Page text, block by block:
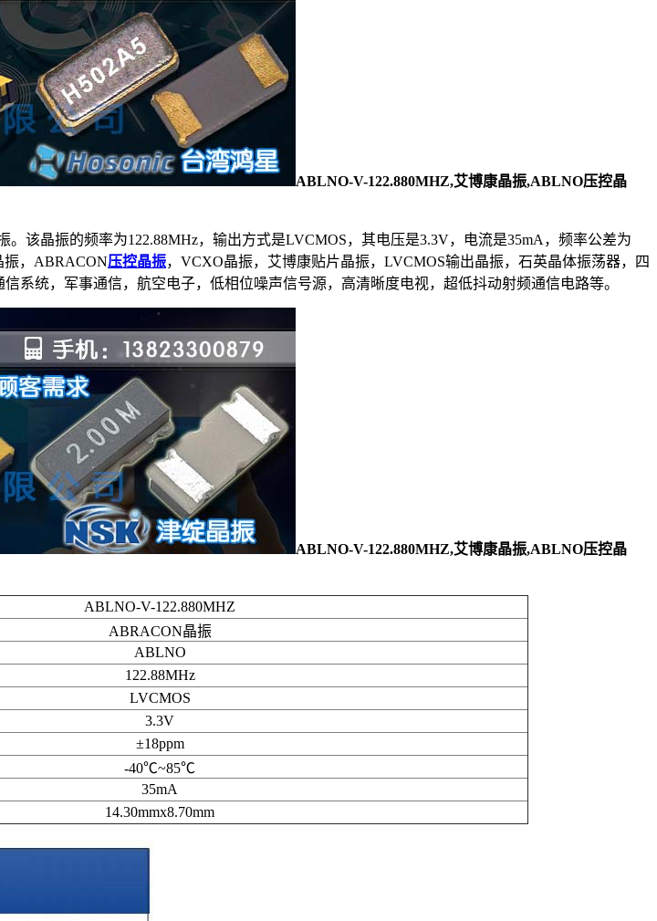
ABLNO-V-122.880MHZ,艾博康晶振,ABLNO压控晶
。该晶振的频率为122.88MHz，输出方式是LVCMOS，其电压是3.3V，电流是35mA，频率公差为
振，ABRACON压控晶振，VCXO晶振，艾博康贴片晶振， LVCMOS输出晶振， 石英晶体振荡器，四
系统， 军事通信，航空电子，低相位噪声信号源，高清晰度电视，超低抖动射频通信电路等。
ABLNO-V-122.880MHZ,艾博康晶振,ABLNO压控晶
ABLNO-V-122.880MHZ
ABRACON晶振
ABLNO
122.88MHz
LVCMOS
3.3V
±18ppm
-40℃~85℃
35mA
14.30mmx8.70mm